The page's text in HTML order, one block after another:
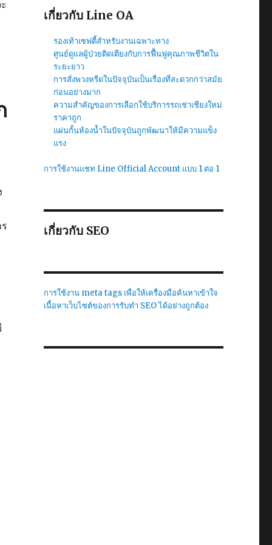
เกี่ยวกับ Line OA
รองเท้าเซฟตี้สำหรับงานเฉพาะทาง
ศูนย์ดูแลผู้ป่วยติดเตียงกับการฟื้นฟูคุณภาพชีวิตใน
ระยะยาว
การสั่งพวงหรีดในปัจจุบันเป็นเรื่องที่สะดวกกว่าสมัย
ก่อนอย่างมาก
ความสำคัญของการเลือกใช้บริการรถเช่าเชียงใหม่
ราคาถูก
แผ่นกั้นห้องน้ำในปัจจุบันถูกพัฒนาให้มีความแข็ง
แรง
การใช้งานแชท Line Official Account แบบ 1 ต่อ 1
เกี่ยวกับ SEO
การใช้งาน meta tags เพื่อให้เครื่องมือค้นหาเข้าใจ
เนื้อหาเว็บไซต์ของการรับทำ SEO ได้อย่างถูกต้อง